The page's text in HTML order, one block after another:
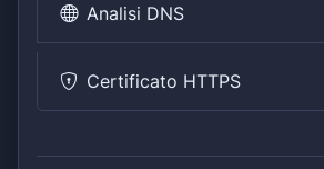
Analisi DNS
Certificato HTTPS